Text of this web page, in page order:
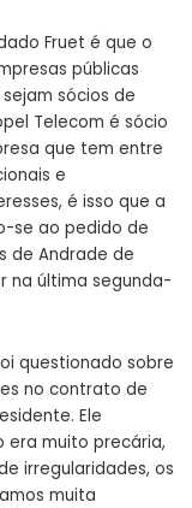
Fruet é que o
públicas
sócios de
Telecom é sócio
que tem entre
e
é isso que a
se ao pedido de
de Andrade de
na última segunda-
questionado sobre
no contrato de
Ele
era muito precária,
irregularidades, os
muita